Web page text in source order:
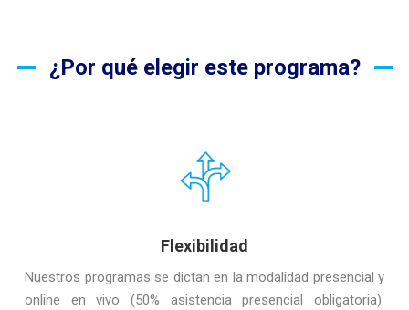
¿Por qué elegir este programa?
Flexibilidad
Nuestros programas se dictan en la modalidad presencial y
online en vivo (50% asistencia presencial obligatoria).